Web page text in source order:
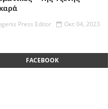
Press Editor
Οκτ 04, 2023
FACEBOOK